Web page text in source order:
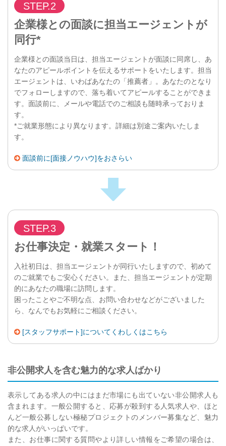
STEP.2
企業様との面談に担当エージェントが
同行*
企業様との面談当日は、担当エージェントが面談に同席し、あ
なたのアピールポイントを伝えるサポートをいたします。担当
エージェントは、いわばあなたの「推薦者」。あなたのとなり
でフォローしますので、落ち着いてアピールすることができま
す。面談前に、メールや電話でのご相談も随時承っておりま
す。
*ご就業形態により異なります。詳細は別途ご案内いたしま
す。
面談前に[面接ノウハウ]をおさらい
STEP.3
お仕事決定・就業スタート！
入社初日は、担当エージェントが同行いたしますので、初めて
のご就業でもご安心ください。また、担当エージェントが定期
的にあなたの職場に訪問します。
困ったことやご不明な点、お問い合わせなどがございました
ら、なんでもお気軽にご相談ください。
[スタッフサポート]についてくわしくはこちら
非公開求人を含む魅力的な求人ばかり
表示してある求人の中にはまだ市場にも出ていない非公開求人も
含まれます。一般公開すると、応募が殺到する人気求人や、ほと
んど一般公募しない極秘プロジェクトのメンバー募集など、魅力
的な求人がいっぱいです。
また、お仕事に関する質問やより詳しい情報をご希望の場合は、